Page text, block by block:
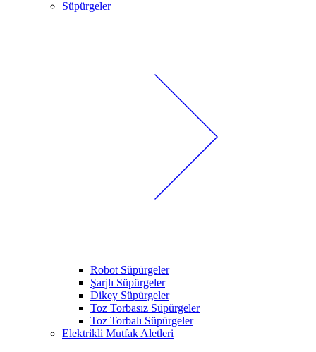
Süpürgeler
Robot Süpürgeler
Şarjlı Süpürgeler
Dikey Süpürgeler
Toz Torbasız Süpürgeler
Toz Torbalı Süpürgeler
Elektrikli Mutfak Aletleri